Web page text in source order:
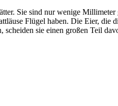
Sie sind nur wenige
Flügel haben. Die Eier, die
sie einen großen Teil